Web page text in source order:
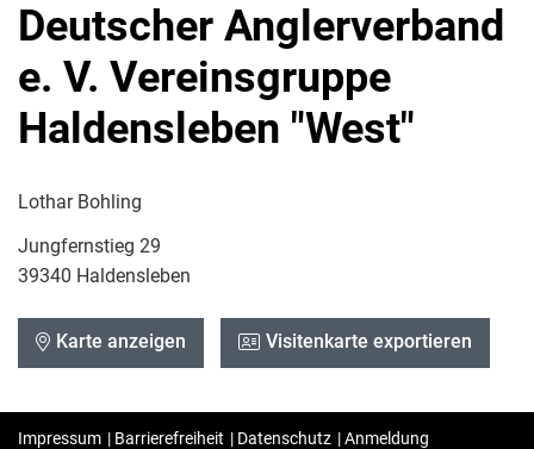
Deutscher Anglerverband
e. V. Vereinsgruppe
Haldensleben "West"
Lothar Bohling
Jungfernstieg 29
39340 Haldensleben
Karte anzeigen Visitenkarte exportieren
Impressum | Barrierefreiheit | Datenschutz |Anmeldung